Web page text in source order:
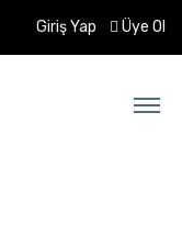
Giriş Yap Üye Ol